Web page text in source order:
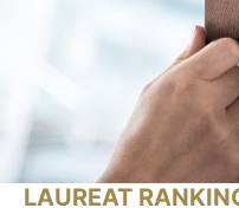
LAUREAT